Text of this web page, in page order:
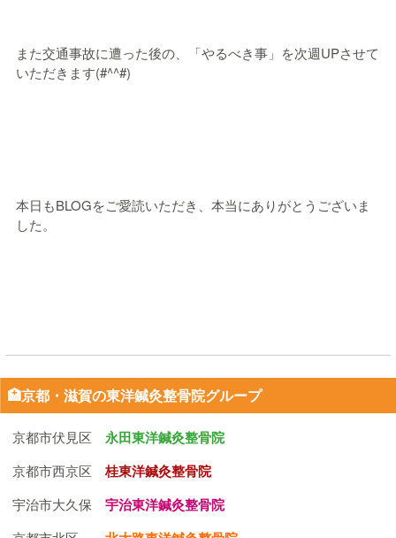
また交通事故に遭った後の、「やるべき事」を次週UPさせて
いただきます(#^^#)
本日もBLOGをご愛読いただき、本当にありがとうございま
した。
🏥京都・滋賀の東洋鍼灸整骨院グループ
京都市伏見区 永田東洋鍼灸整骨院
京都市西京区 桂東洋鍼灸整骨院
宇治市大久保 宇治東洋鍼灸整骨院